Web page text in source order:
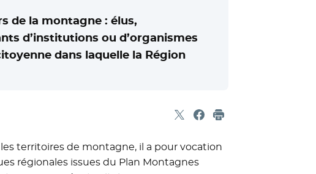
de la montagne : élus,
d’institutions ou d’organismes
dans laquelle la Région
Partager sur X
- Nouvelle fenêtre
Partager sur Facebook
- Nouvelle fenêtre
Imprimer
territoires de montagne, il a pour vocation
régionales issues du Plan Montagnes